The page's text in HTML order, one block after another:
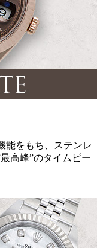
能をもち、ステンレ
高峰”のタイムピー